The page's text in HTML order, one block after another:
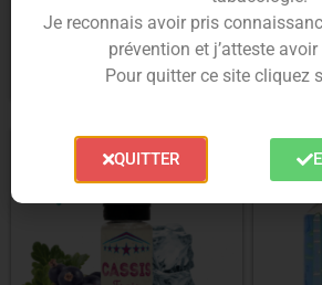
À partir de4.90€
Choix des options
Je reconnais avoir pris
prévention et j’atteste
Pour quitter ce site cliquez
QUITTER